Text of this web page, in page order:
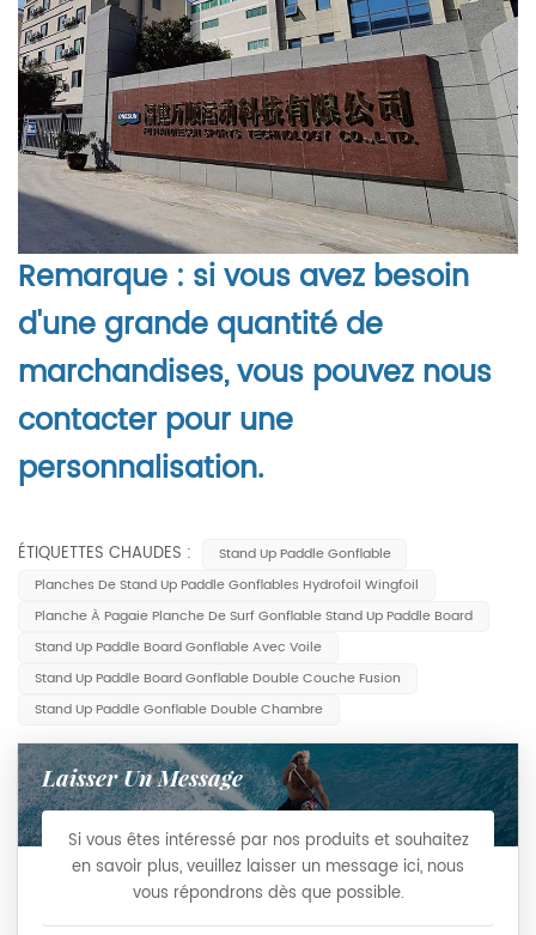
Remarque : si vous avez besoin
d'une grande quantité de
marchandises, vous pouvez nous
contacter pour une
personnalisation.
ÉTIQUETTES CHAUDES :
Stand Up Paddle Gonflable
Planches De Stand Up Paddle Gonflables Hydrofoil Wingfoil
Planche À Pagaie Planche De Surf Gonflable Stand Up Paddle Board
Stand Up Paddle Board Gonflable Avec Voile
Stand Up Paddle Board Gonflable Double Couche Fusion
Stand Up Paddle Gonflable Double Chambre
Laisser Un Message
Si vous êtes intéressé par nos produits et souhaitez
en savoir plus, veuillez laisser un message ici, nous
vous répondrons dès que possible.